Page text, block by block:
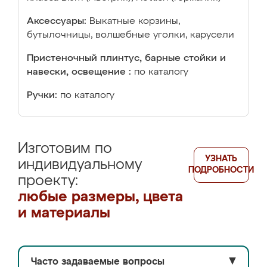
Аксессуары: Выкатные корзины,
бутылочницы, волшебные уголки, карусели
Пристеночный плинтус, барные стойки и
навески, освещение : по каталогу
Ручки: по каталогу
Изготовим по
индивидуальному
проекту:
любые размеры, цвета
и материалы
УЗНАТЬ
ПОДРОБНОСТИ
Часто задаваемые вопросы ▼